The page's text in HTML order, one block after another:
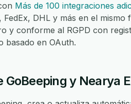
Más de 100 integraciones
DHL y más en el mismo
y conforme al RGPD con
basado en OAuth.
y Nearya